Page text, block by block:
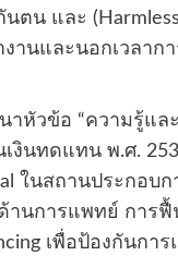
ตน และ
านและนอกเวลาก
าหัวข้อ “ความรู้
นทดแทน พ.ศ.
ในสถานประกอบ
านการแพทย์ การ
เพื่อป้องกันกา